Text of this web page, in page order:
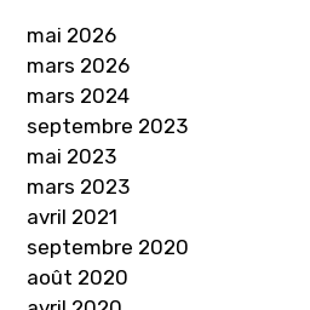
mai 2026
mars 2026
mars 2024
septembre 2023
mai 2023
mars 2023
avril 2021
septembre 2020
août 2020